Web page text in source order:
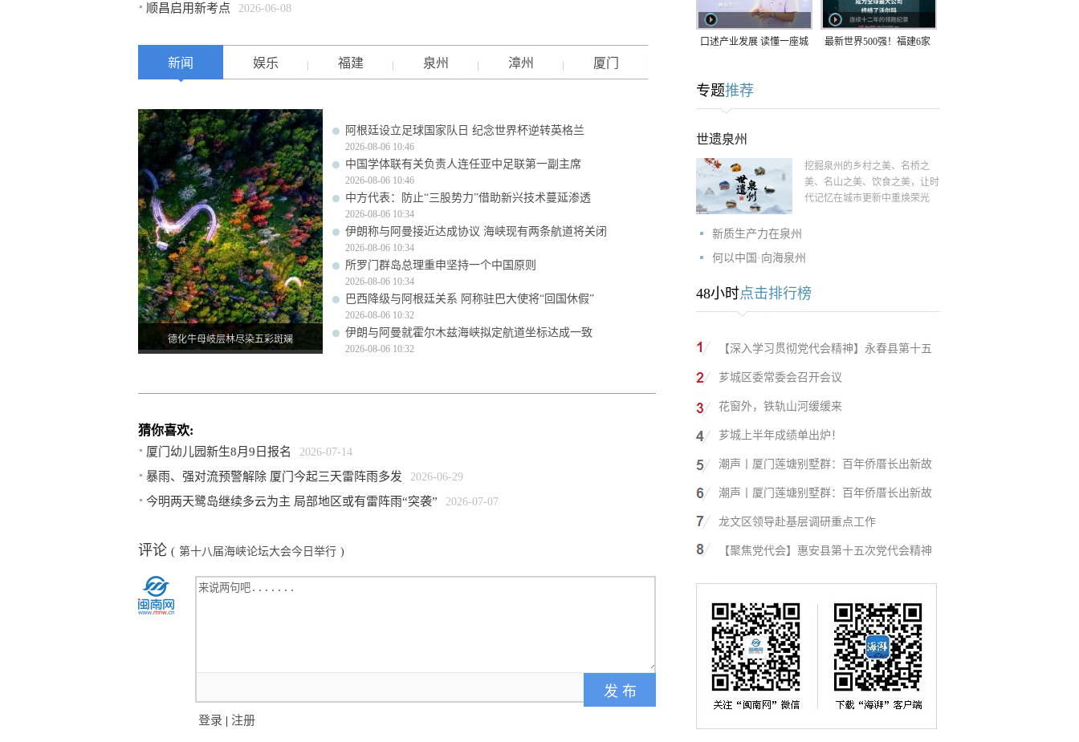
顺昌启用新考点 2026-06-08
新闻 娱乐 福建 泉州 漳州 厦门
德化牛母岐层林尽染五彩斑斓
阿根廷设立足球国家队日 纪念世界杯逆转英格兰
2026-08-06 10:46
中国学体联有关负责人连任亚中足联第一副主席
2026-08-06 10:46
中方代表：防止“三股势力”借助新兴技术蔓延渗透
2026-08-06 10:34
伊朗称与阿曼接近达成协议 海峡现有两条航道将关闭
2026-08-06 10:34
所罗门群岛总理重申坚持一个中国原则
2026-08-06 10:34
巴西降级与阿根廷关系 阿称驻巴大使将“回国休假”
2026-08-06 10:32
伊朗与阿曼就霍尔木兹海峡拟定航道坐标达成一致
2026-08-06 10:32
猜你喜欢:
厦门幼儿园新生8月9日报名 2026-07-14
暴雨、强对流预警解除 厦门今起三天雷阵雨多发 2026-06-29
今明两天鹭岛继续多云为主 局部地区或有雷阵雨“突袭” 2026-07-07
评论 ( 第十八届海峡论坛大会今日举行 )
登录 | 注册
口述产业发展 读懂一座城
家，率先研发草本卫生巾
最新世界500强！福建6家
专题推荐
世遗泉州
挖掘泉州的乡村之美、名桥之
美、名山之美、饮食之美，让时
代记忆在城市更新中重焕荣光
新质生产力在泉州
何以中国·向海泉州
48小时点击排行榜
【深入学习贯彻党代会精神】永春县第十五
芗城区委常委会召开会议
花窗外，铁轨山河缓缓来
芗城上半年成绩单出炉！
潮声丨厦门莲塘别墅群：百年侨厝长出新故
潮声丨厦门莲塘别墅群：百年侨厝长出新故
龙文区领导赴基层调研重点工作
【聚焦党代会】惠安县第十五次党代会精神